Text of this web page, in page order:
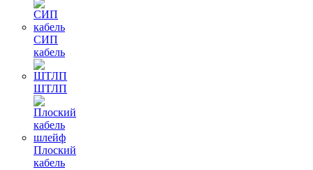
СИП
кабель
ШТЛП
Плоский
кабель